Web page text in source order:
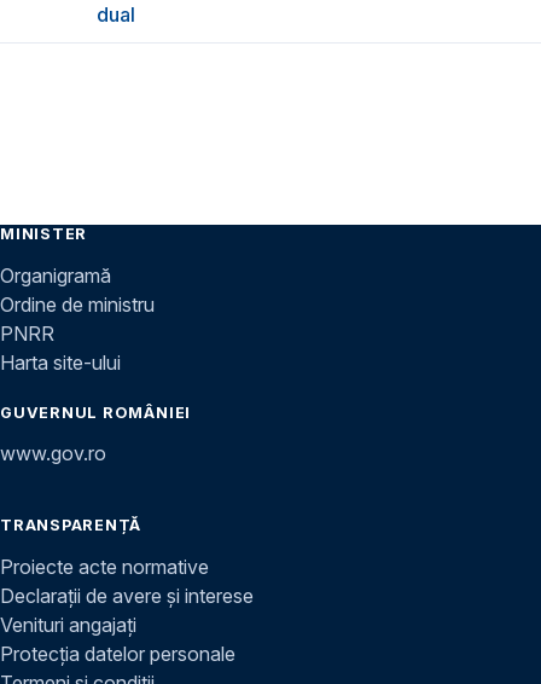
dual
MINISTER
Organigramă
Ordine de ministru
PNRR
Harta site-ului
GUVERNUL ROMÂNIEI
www.gov.ro
TRANSPARENȚĂ
Proiecte acte normative
Declarații de avere și interese
Venituri angajați
Protecția datelor personale